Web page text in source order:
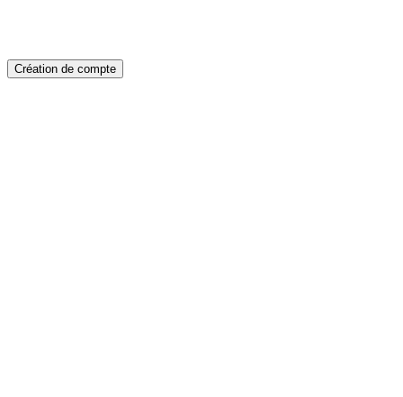
Création de compte